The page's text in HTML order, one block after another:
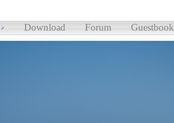
Download Forum Guestbook